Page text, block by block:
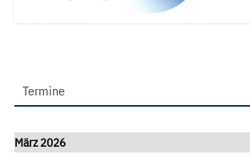
Termine
März 2026